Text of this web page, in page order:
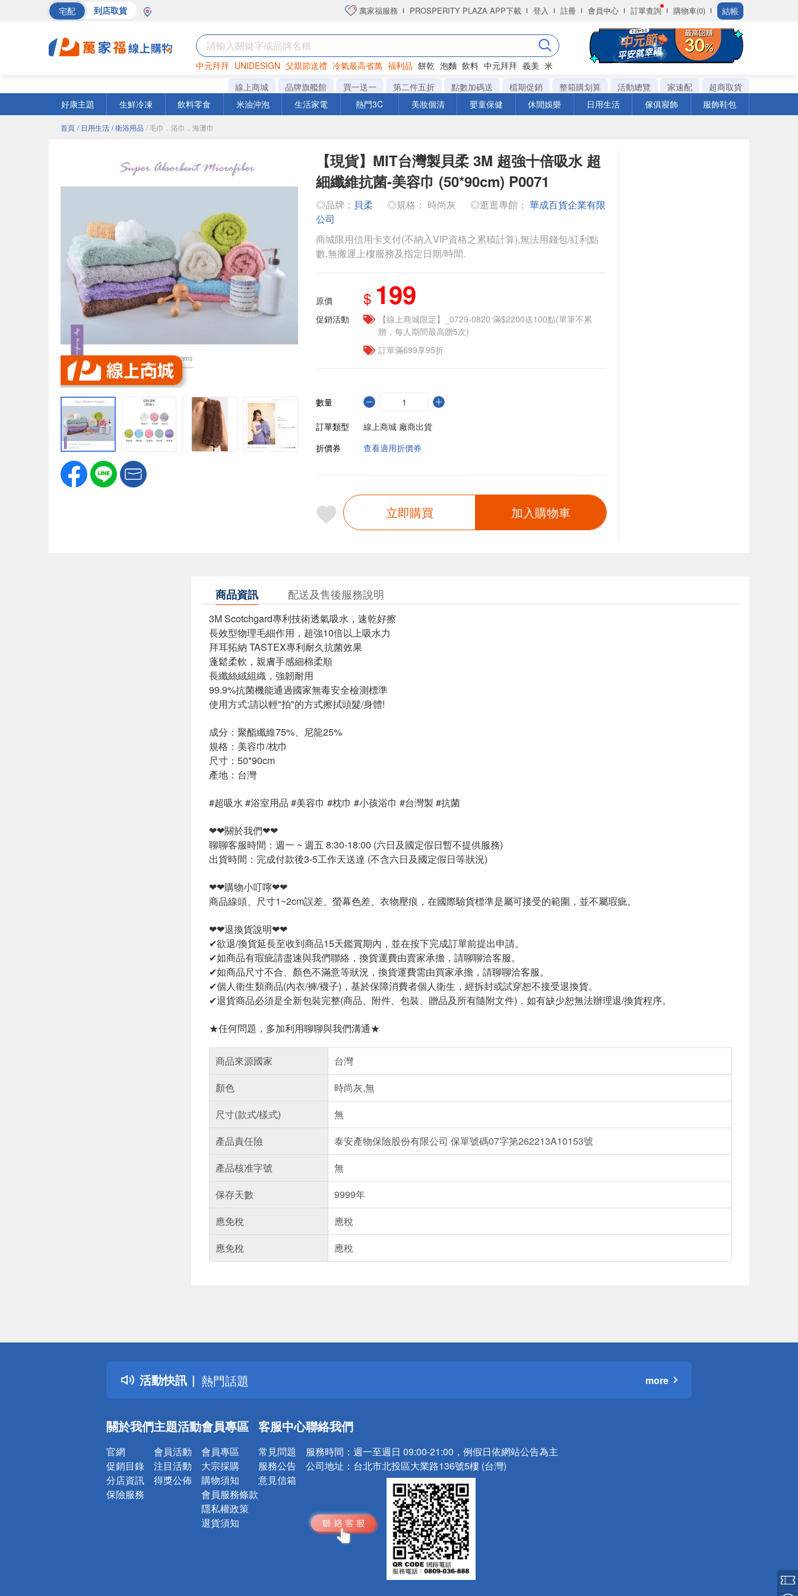
宅配 到店取貨 萬家福服務 PROSPERITY PLAZA APP下載 登入 註冊 會員中心 訂單查詢 購物車(0) 結帳
中元拜拜 UNIDESIGN 父親節送禮 冷氣最高省萬 福利品 餅乾 泡麵 飲料 中元拜拜 義美 米
罐頭 海苔 洋芋片
線上商城 品牌旗艦館 買一送一 第二件五折 點數加碼送 檔期促銷 整箱購划算 活動總覽 家速配
超商取貨
好康主題
生鮮冷凍 飲料零食 米油沖泡 生活家電 熱門3C 美妝個清 嬰童保健 休閒娛樂 日用生活 傢俱寢飾 服飾鞋包
首頁 / 日用生活 / 衛浴用品 / 毛巾．浴巾．海灘巾
【現貨】MIT台灣製貝柔 3M 超強十倍吸水 超
細纖維抗菌-美容巾 (50*90cm) P0071
◎品牌： 貝柔 ◎規格： 時尚灰 ◎逛逛專館： 華成百貨企業有限
公司
商城限用信用卡支付(不納入VIP資格之累積計算),無法用錢包/紅利點
數,無搬運上樓服務及指定日期/時間.
原價 $ 199
促銷活動
【線上商城限定】_0729-0820 滿$2200送100點(單筆不累
贈，每人期間最高贈5次)
訂單滿699享95折
數量
訂單類型
線上商城 廠商出貨
折價券
查看適用折價券
立即購買 加入購物車
商品資訊 配送及售後服務說明
3M Scotchgard專利技術透氣吸水，速乾好擦
長效型物理毛細作用，超強10倍以上吸水力
拜耳拓納 TASTEX專利耐久抗菌效果
蓬鬆柔軟，親膚手感細棉柔順
長纖絲絨組織，強韌耐用
99.9%抗菌機能通過國家無毒安全檢測標準
使用方式:請以輕"拍"的方式擦拭頭髮/身體!
成分：聚酯纖維75%、尼龍25%
規格：美容巾/枕巾
尺寸：50*90cm
產地：台灣
#超吸水 #浴室用品 #美容巾 #枕巾 #小孩浴巾 #台灣製 #抗菌
❤❤關於我們❤❤
聊聊客服時間：週一 ~ 週五 8:30-18:00 (六日及國定假日暫不提供服務)
出貨時間：完成付款後3-5工作天送達 (不含六日及國定假日等狀況)
❤❤購物小叮嚀❤❤
商品線頭、尺寸1~2cm誤差、螢幕色差、衣物壓痕，在國際驗貨標準是屬可接受的範圍，並不屬瑕疵。
❤❤退換貨說明❤❤
✔欲退/換貨延長至收到商品15天鑑賞期內，並在按下完成訂單前提出申請。
✔如商品有瑕疵請盡速與我們聯絡，換貨運費由賣家承擔，請聊聊洽客服。
✔如商品尺寸不合、顏色不滿意等狀況，換貨運費需由買家承擔，請聊聊洽客服。
✔個人衛生類商品(內衣/褲/襪子)，基於保障消費者個人衛生，經拆封或試穿恕不接受退換貨。
✔退貨商品必須是全新包裝完整(商品、附件、包裝、贈品及所有隨附文件)，如有缺少恕無法辦理退/換貨程序。
★任何問題，多加利用聊聊與我們溝通★
商品來源國家
台灣
顏色
時尚灰,無
尺寸(款式/樣式)
無
產品責任險
泰安產物保險股份有限公司 保單號碼07字第262213A10153號
產品核准字號
無
保存天數
9999年
應免稅
應稅
應免稅
應稅
活動快訊
詐騙網頁！請小心！
得獎公告
熱門話題
銀行優惠
詐騙網頁！請小心！
more
關於我們
官網
促銷目錄
分店資訊
保險服務
主題活動
會員活動
注目活動
得獎公佈
會員專區
會員專區
大宗採購
購物須知
會員服務條款
隱私權政策
退貨須知
客服中心
常見問題
服務公告
意見信箱
聯絡我們
服務時間： 週一至週日 09:00-21:00，例假日依網站公告為主
公司地址： 台北市北投區大業路136號5樓 (台灣)